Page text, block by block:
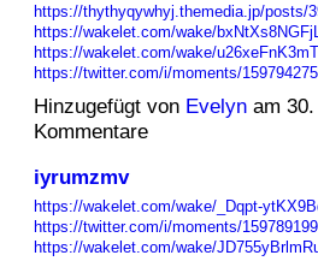
https://thythyqywhyj.themedia.jp/posts/
https://wakelet.com/wake/
https://wakelet.com/wake/
https://twitter.com/i/moments/
Hinzugefügt von Evelynam 30.
Kommentare
iyrumzmv
https://wakelet.com/wake/_Dqpt-
https://twitter.com/i/moments/
https://wakelet.com/wake/